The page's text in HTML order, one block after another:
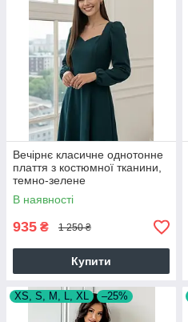
Вечірнє класичне однотонне
плаття з костюмної тканини,
темно-зелене
В наявності
935 ₴ 1 250 ₴
Купити
XS, S, M, L, XL –25%